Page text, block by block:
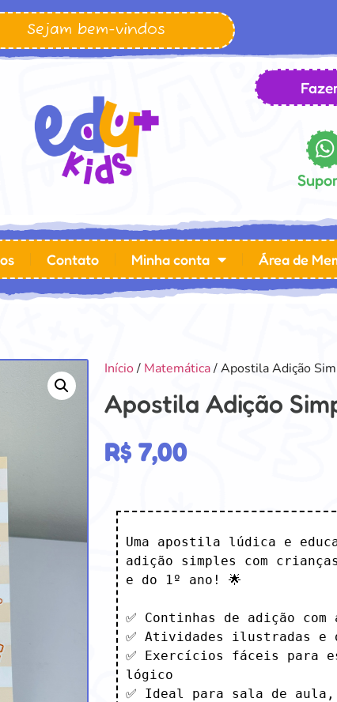
Sejam bem-vindos
Contato Minha conta Área de
Início/ Matemática/ Apostila Adição
Apostila Adição
R$ 7,00
Uma apostila lúdica e
adição simples com
e do 1º ano! 🌟
✅ Continhas de adição
✅ Atividades ilustradas e
✅ Exercícios fáceis para
lógico
✅ Ideal para sala de